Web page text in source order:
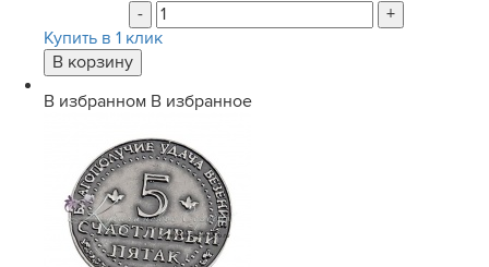
-
+
Купить в 1 клик
В избранном В избранное